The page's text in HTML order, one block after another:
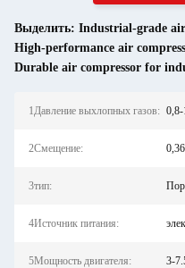
Выделить: Industrial-grade
High-performance air
Durable air compressor for
1Давление выхлопных газов:
2Смещение:
3тип:
4Источник питания:
5Мощность двигателя: 3-